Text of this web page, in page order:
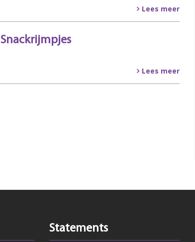
Lees meer
Snackrijmpjes
Lees meer
Statements